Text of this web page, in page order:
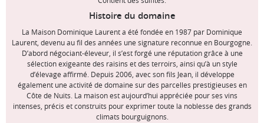
Histoire du domaine
La Maison Dominique Laurent a été fondée en 1987 par Dominique
Laurent, devenu au fil des années une signature reconnue en Bourgogne.
D’abord négociant-éleveur, il s’est forgé une réputation grâce à une
sélection exigeante des raisins et des terroirs, ainsi qu’à un style
d’élevage affirmé. Depuis 2006, avec son fils Jean, il développe
également une activité de domaine sur des parcelles prestigieuses en
Côte de Nuits. La maison est aujourd’hui appréciée pour ses vins
intenses, précis et construits pour exprimer toute la noblesse des grands
climats bourguignons.